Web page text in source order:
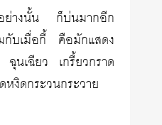
อย่างนั้น ก็บ่นมากอีก
กับเมื่อกี้ คือมักแสดง
นเฉียว เกรี้ยวกราด
งิดกระวนกระวาย